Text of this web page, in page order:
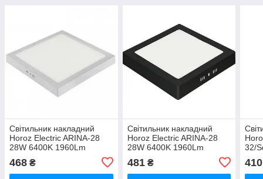
Світильник накладний
Horoz Electric ARINA-28
28W 6400K 1960Lm
283мм білий квадратний
(016-026-0028-011)
468 ₴
Світильник накладний
Horoz Electric ARINA-28
28W 6400K 1960Lm
283мм чорний квадратний
(016-026-0028-050)
481₴
32/
410